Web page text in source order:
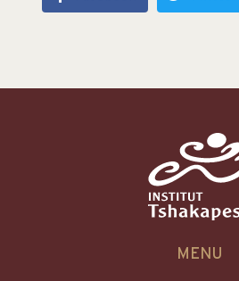
MENU